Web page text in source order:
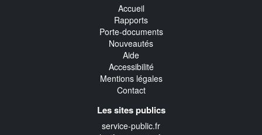
Accueil
Rapports
Porte-documents
Nouveautés
Aide
Accessibilité
Mentions légales
Contact
Les sites publics
service-public.fr